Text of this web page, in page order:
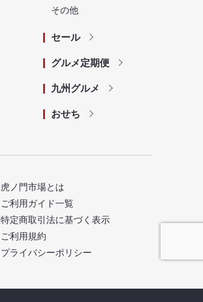
その他
セール
グルメ定期便
九州グルメ
おせち
虎ノ門市場とは
ご利用ガイド一覧
特定商取引法に基づく表示
ご利用規約
プライバシーポリシー